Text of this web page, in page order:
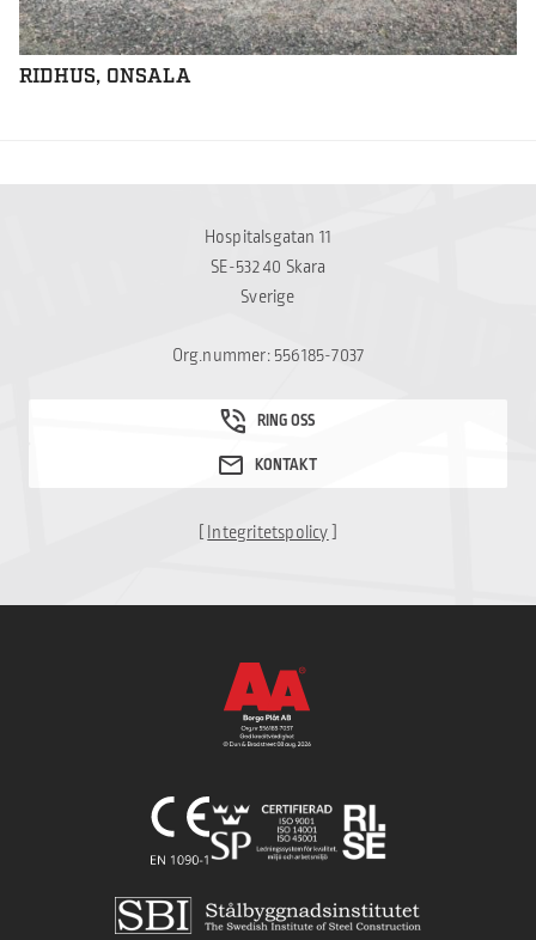
RIDHUS, ONSALA
Hospitalsgatan 11
SE-532 40 Skara
Sverige
Org.nummer: 556185-7037
[Integritetspolicy]